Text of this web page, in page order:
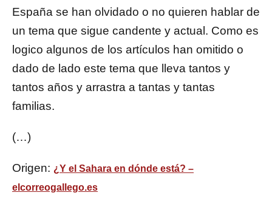
España se han olvidado o no quieren hablar de
un tema que sigue candente y actual. Como es
logico algunos de los artículos han omitido o
dado de lado este tema que lleva tantos y
tantos años y arrastra a tantas y tantas
familias.
(…)
Origen: ¿Y el Sahara en dónde está? –
elcorreogallego.es